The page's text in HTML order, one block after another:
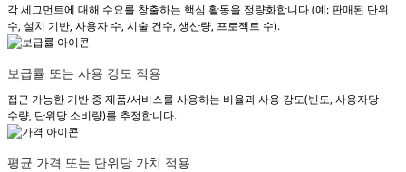
각 세그먼트에 대해 수요를 창출하는 핵심 활동을 정량화합니다 (예: 판매된 단위
수, 설치 기반, 사용자 수, 시술 건수, 생산량, 프로젝트 수).
보급률 또는 사용 강도 적용
접근 가능한 기반 중 제품/서비스를 사용하는 비율과 사용 강도(빈도, 사용자당
수량, 단위당 소비량)를 추정합니다.
평균 가격 또는 단위당 가치 적용